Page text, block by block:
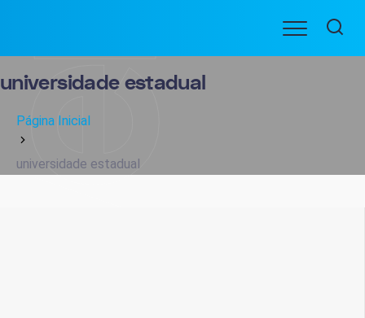
conteúdo
BENEFICIARIOS
Menu
universidade estadual
Página Inicial
universidade estadual